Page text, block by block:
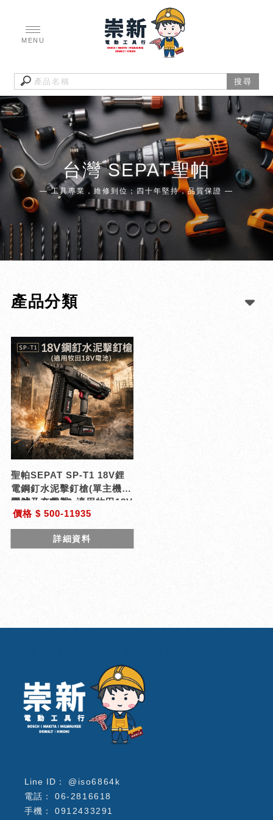
台灣 SEPAT聖帕
產品分類
聖帕SEPAT SP-T1 18V鋰
電鋼釘水泥擊釘槍(單主機無
電池及充電器) 適用牧田18V
電池
型號 : SP-T1
價格 $ 500-11935
詳細資料
@iso6864k
06-2816618
0912433291